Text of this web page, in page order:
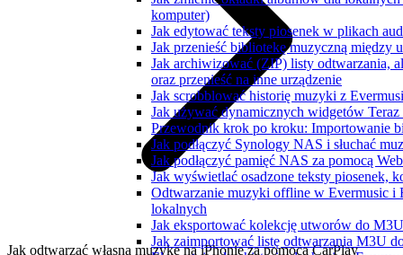
komputer)
Jak edytować teksty piosenek w plikach
Jak przenieść bibliotekę muzyczną
Jak archiwizować (ZIP) listy odtwarzania,
oraz przenieść na inne urządzenie
Jak scrobblować historię muzyki z
Jak używać dynamicznych widgetów
Przewodnik krok po kroku: Importowanie
Jak podłączyć Synology NAS i słuchać
Jak podłączyć pamięć NAS za pomocą
Jak wyświetlać osadzone teksty piosenek,
Odtwarzanie muzyki offline w Evermusic i
lokalnych
Jak eksportować kolekcję utworów do
Jak zaimportować listę odtwarzania M3U
Jak odtwarzać własną muzykę na iPhonie za pomocą CarPlay